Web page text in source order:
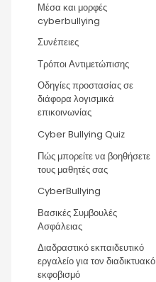
Μέσα και μορφές
cyberbullying
Συνέπειες
Τρόποι Αντιμετώπισης
Οδηγίες προστασίας σε
διάφορα λογισμικά
επικοινωνίας
Cyber Bullying Quiz
Πώς μπορείτε να βοηθήσετε
τους μαθητές σας
CyberBullying
Βασικές Συμβουλές
Ασφάλειας
Διαδραστικό εκπαιδευτικό
εργαλείο για τον διαδικτυακό
εκφοβισμό